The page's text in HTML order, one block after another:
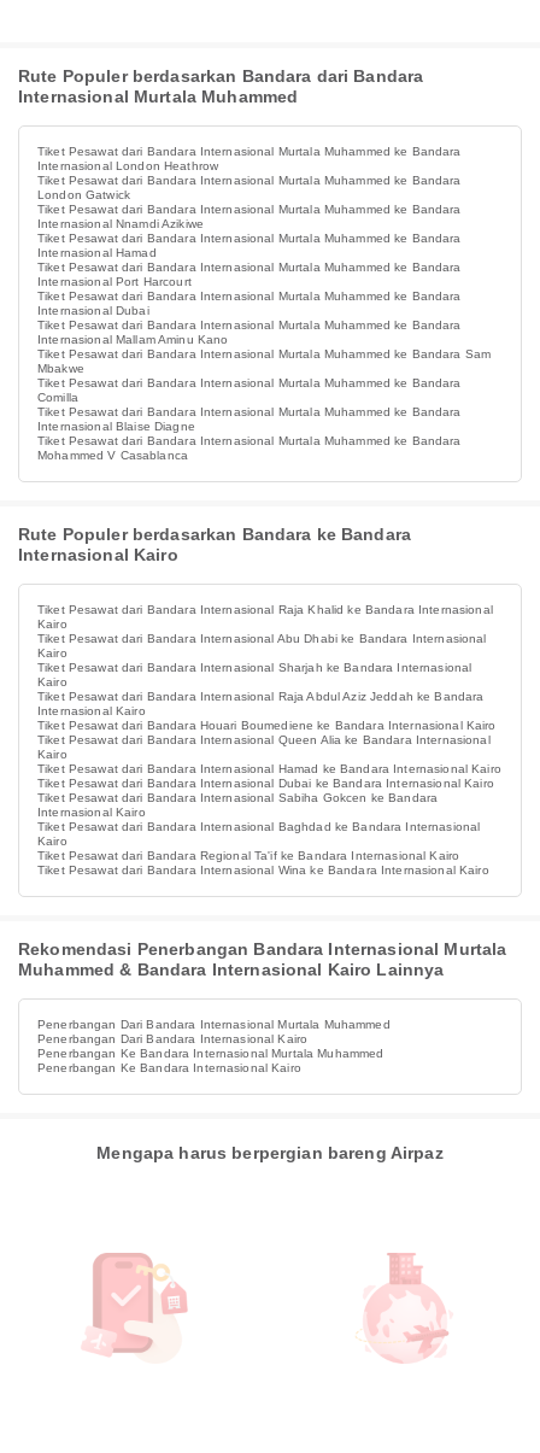
Rute Populer berdasarkan Bandara dari Bandara
Internasional Murtala Muhammed
Tiket Pesawat dari Bandara Internasional Murtala Muhammed ke Bandara
Internasional London Heathrow
Tiket Pesawat dari Bandara Internasional Murtala Muhammed ke Bandara
London Gatwick
Tiket Pesawat dari Bandara Internasional Murtala Muhammed ke Bandara
Internasional Nnamdi Azikiwe
Tiket Pesawat dari Bandara Internasional Murtala Muhammed ke Bandara
Internasional Hamad
Tiket Pesawat dari Bandara Internasional Murtala Muhammed ke Bandara
Internasional Port Harcourt
Tiket Pesawat dari Bandara Internasional Murtala Muhammed ke Bandara
Internasional Dubai
Tiket Pesawat dari Bandara Internasional Murtala Muhammed ke Bandara
Internasional Mallam Aminu Kano
Tiket Pesawat dari Bandara Internasional Murtala Muhammed ke Bandara Sam
Mbakwe
Tiket Pesawat dari Bandara Internasional Murtala Muhammed ke Bandara
Comilla
Tiket Pesawat dari Bandara Internasional Murtala Muhammed ke Bandara
Internasional Blaise Diagne
Tiket Pesawat dari Bandara Internasional Murtala Muhammed ke Bandara
Mohammed V Casablanca
Rute Populer berdasarkan Bandara ke Bandara
Internasional Kairo
Tiket Pesawat dari Bandara Internasional Raja Khalid ke Bandara Internasional
Kairo
Tiket Pesawat dari Bandara Internasional Abu Dhabi ke Bandara Internasional
Kairo
Tiket Pesawat dari Bandara Internasional Sharjah ke Bandara Internasional
Kairo
Tiket Pesawat dari Bandara Internasional Raja Abdul Aziz Jeddah ke Bandara
Internasional Kairo
Tiket Pesawat dari Bandara Houari Boumediene ke Bandara Internasional Kairo
Tiket Pesawat dari Bandara Internasional Queen Alia ke Bandara Internasional
Kairo
Tiket Pesawat dari Bandara Internasional Hamad ke Bandara Internasional Kairo
Tiket Pesawat dari Bandara Internasional Dubai ke Bandara Internasional Kairo
Tiket Pesawat dari Bandara Internasional Sabiha Gokcen ke Bandara
Internasional Kairo
Tiket Pesawat dari Bandara Internasional Baghdad ke Bandara Internasional
Kairo
Tiket Pesawat dari Bandara Regional Ta'if ke Bandara Internasional Kairo
Tiket Pesawat dari Bandara Internasional Wina ke Bandara Internasional Kairo
Rekomendasi Penerbangan Bandara Internasional Murtala
Muhammed & Bandara Internasional Kairo Lainnya
Penerbangan Dari Bandara Internasional Murtala Muhammed
Penerbangan Dari Bandara Internasional Kairo
Penerbangan Ke Bandara Internasional Murtala Muhammed
Penerbangan Ke Bandara Internasional Kairo
Mengapa harus berpergian bareng Airpaz